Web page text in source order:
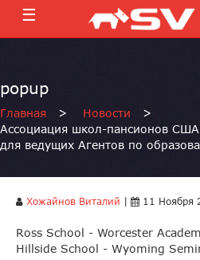
☰
popup
Главная > Новости
>
Ассоциация школ-пансионов
для ведущих Агентов по
Хожайнов Виталий 11 Ноября
Ross School - Worcester
Hillside School - Wyoming